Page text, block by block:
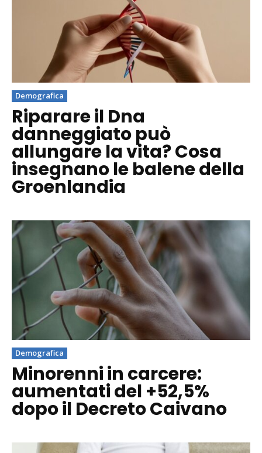
Demografica
Riparare il Dna
danneggiato può
allungare la vita? Cosa
insegnano le balene della
Groenlandia
Demografica
Minorenni in carcere:
aumentati del +52,5%
dopo il Decreto Caivano